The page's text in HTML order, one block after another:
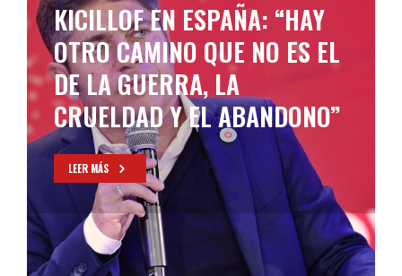
LA POSICIÓN DE LULA,
PETRO Y BORIC POR EL
ATAQUE DE ESTADOS UNIDOS
A VENEZUELA
LEER MÁS